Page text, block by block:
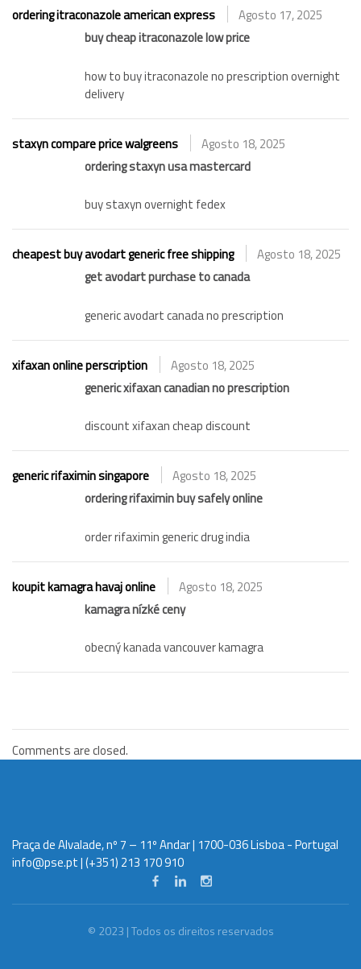
ordering itraconazole american express
Agosto 17, 2025
buy cheap itraconazole low price
how to buy itraconazole no prescription overnight
delivery
staxyn compare price walgreens
Agosto 18, 2025
ordering staxyn usa mastercard
buy staxyn overnight fedex
cheapest buy avodart generic free shipping
Agosto 18, 2025
get avodart purchase to canada
generic avodart canada no prescription
xifaxan online perscription
Agosto 18, 2025
generic xifaxan canadian no prescription
discount xifaxan cheap discount
generic rifaximin singapore
Agosto 18, 2025
ordering rifaximin buy safely online
order rifaximin generic drug india
koupit kamagra havaj online
Agosto 18, 2025
kamagra nízké ceny
obecný kanada vancouver kamagra
Comments are closed.
Praça de Alvalade, nº 7 – 11º Andar | 1700-036 Lisboa - Portugal
info@pse.pt| (+351) 213 170 910
© 2023 | Todos os direitos reservados